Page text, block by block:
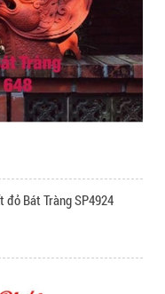
đỏ Bát Tràng SP4924